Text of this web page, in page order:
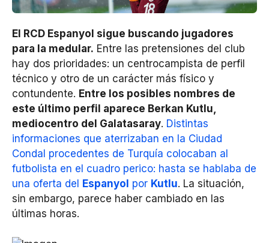
El RCD Espanyol sigue buscando jugadores
para la medular. Entre las pretensiones del club
hay dos prioridades: un centrocampista de perfil
técnico y otro de un carácter más físico y
contundente. Entre los posibles nombres de
este último perfil aparece Berkan Kutlu,
mediocentro del Galatasaray. Distintas
informaciones que aterrizaban en la Ciudad
Condal procedentes de Turquía colocaban al
futbolista en el cuadro perico: hasta se hablaba de
una oferta del
Espanyol por Kutlu. La situación,
sin embargo, parece haber cambiado en las
últimas horas.